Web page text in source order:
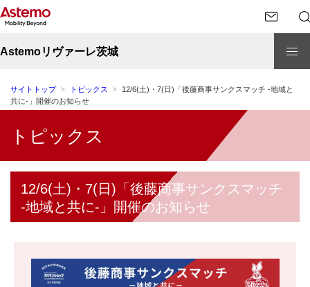
Astemoリヴァーレ茨城
サイトトップ トピックス
12/6(土)・7(日)「後藤商事サンクスマッチ -地域と
共に-」開催のお知らせ
トピックス
12/6(土)・7(日)「後藤商事サンクスマッチ
-地域と共に-」開催のお知らせ